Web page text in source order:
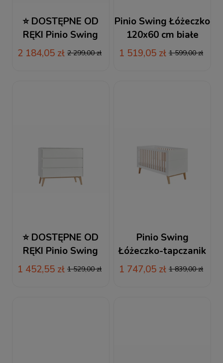
⭐ DOSTĘPNE OD
RĘKI Pinio Swing
Szafa 2-drzwiowa
2 184,05 zł 2 299,00 zł
Pinio Swing Łóżeczko
120x60 cm białe
1 519,05 zł 1 599,00 zł
⭐ DOSTĘPNE OD
RĘKI Pinio Swing
Komoda 3-
szufladowa biała
1 452,55 zł 1 529,00 zł
Pinio Swing
Łóżeczko-tapczanik
140x70 cm biały
1 747,05 zł 1 839,00 zł